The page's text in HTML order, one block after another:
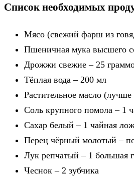
Список необходимых
Мясо (свежий фарш из
Пшеничная мука высшего
Дрожжи свежие – 25
Тёплая вода – 200 мл
Растительное масло
Соль крупного помола – 1
Сахар белый – 1 чайная
Перец чёрный молотый –
Лук репчатый – 1 большая
Чеснок – 2 зубчика